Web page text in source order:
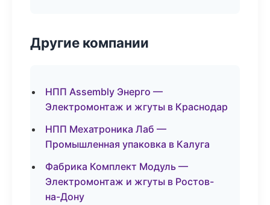
Другие компании
НПП Assembly Энерго —
Электромонтаж и жгуты в Краснодар
НПП Мехатроника Лаб —
Промышленная упаковка в Калуга
Фабрика Комплект Модуль —
Электромонтаж и жгуты в Ростов-
на-Дону